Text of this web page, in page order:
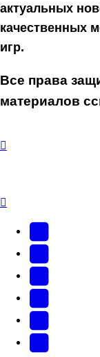
актуальных
качественных
игр.
Все права
материалов